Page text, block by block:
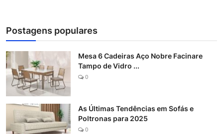
Postagens populares
Mesa 6 Cadeiras Aço Nobre Facinare
Tampo de Vidro ...
0
As Últimas Tendências em Sofás e
Poltronas para 2025
0